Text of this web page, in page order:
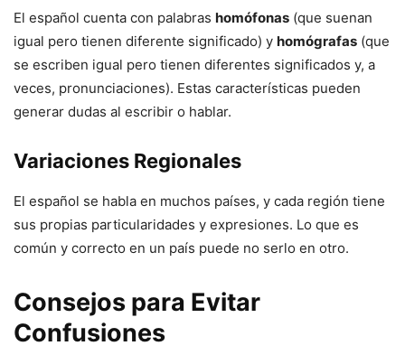
El español cuenta con palabras homófonas (que suenan
igual pero tienen diferente significado) y homógrafas (que
se escriben igual pero tienen diferentes significados y, a
veces, pronunciaciones). Estas características pueden
generar dudas al escribir o hablar.
Variaciones Regionales
El español se habla en muchos países, y cada región tiene
sus propias particularidades y expresiones. Lo que es
común y correcto en un país puede no serlo en otro.
Consejos para Evitar
Confusiones